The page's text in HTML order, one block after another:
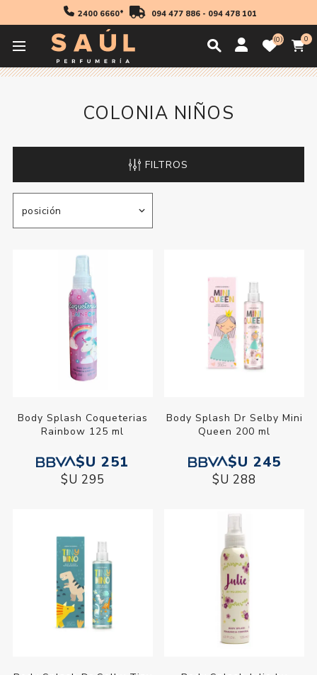
2400 6660* 094 477 886- 094 478 101
0 0
Inicio Fragancias
COLONIA NIÑOS
FILTROS
Body Splash Coqueterias
Rainbow 125 ml
$U 251
$U 295
Body Splash Dr Selby Mini
Queen 200 ml
$U 245
$U 288